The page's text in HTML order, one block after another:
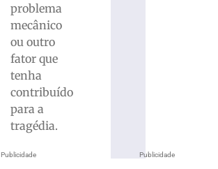
Publicidade
problema
mecânico
ou outro
fator que
tenha
contribuído
para a
tragédia.
Publicidade